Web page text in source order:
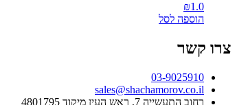
₪1.0
הוספה לסל
צרו קשר
03-9025910
sales@shachamorov.co.il
רחוב התעשייה 7, ראש העין מיקוד 4801795